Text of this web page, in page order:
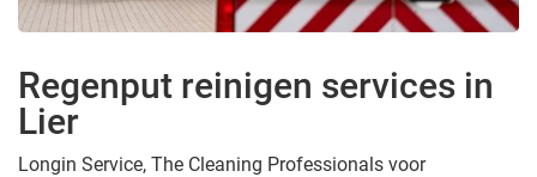
Regenput reinigen services in
Lier
Longin Service, The Cleaning Professionals voor